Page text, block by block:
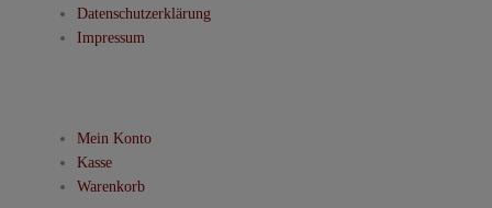
Datenschutzerklärung
Impressum
Mein Konto
Kasse
Warenkorb